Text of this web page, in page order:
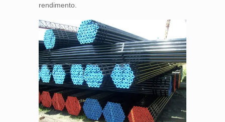
rendimento.